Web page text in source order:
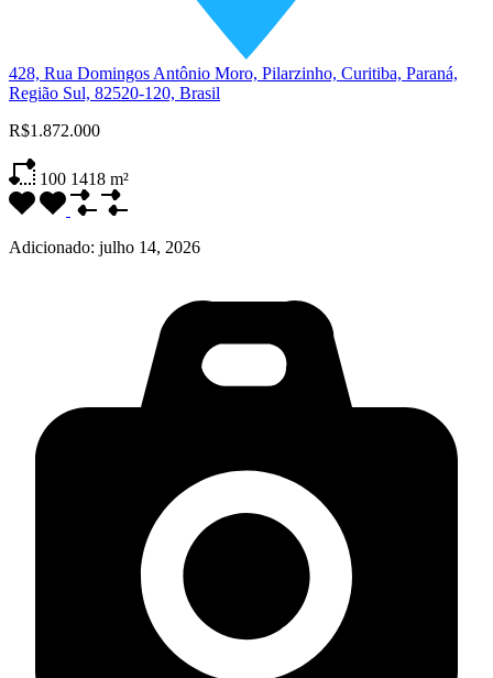
428, Rua Domingos Antônio Moro, Pilarzinho, Curitiba, Paraná,
Região Sul, 82520-120, Brasil
R$1.872.000
100 1418 m²
Adicionado: julho 14, 2026